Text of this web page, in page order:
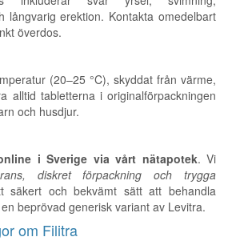
långvarig erektion. Kontakta omedelbart
överdos.
(20–25 °C), skyddat från värme,
alltid tabletterna i originalförpackningen
och husdjur.
i Sverige via vårt nätapotek. Vi
diskret förpackning och trygga
säkert och bekvämt sätt att behandla
beprövad generisk variant av Levitra.
om Filitra